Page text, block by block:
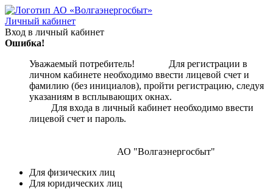
Личный кабинет
Вход в личный кабинет
Ошибка!
Уважаемый потребитель! Для регистрации в
личном кабинете необходимо ввести лицевой счет и
фамилию (без инициалов), пройти регистрацию, следуя
указаниям в всплывающих окнах.
Для входа в личный кабинет необходимо ввести
лицевой счет и пароль.
АО "Волгаэнергосбыт"
Для физических лиц
Для юридических лиц